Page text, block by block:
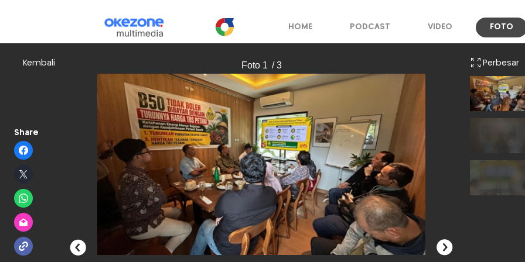
HOME PODCAST VIDEO FOTO
Kembali
Share
Foto 1 / 3 Perbesar